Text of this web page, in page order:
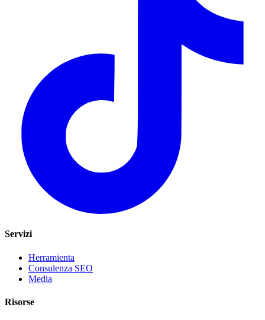
Servizi
Herramienta
Consulenza SEO
Media
Risorse